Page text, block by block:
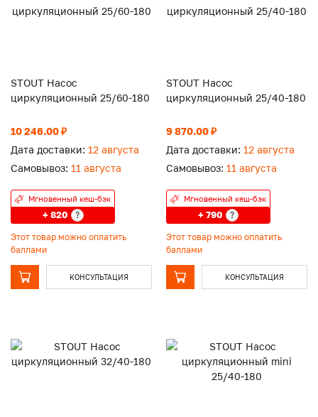
STOUT Насос
циркуляционный 25/60-180
10 246.00 ₽
Дата доставки: 12 августа
Самовывоз: 11 августа
Мгновенный кеш-бэк
+ 820 ?
Этот товар можно оплатить
баллами
КОНСУЛЬТАЦИЯ
STOUT Насос
циркуляционный 25/40-180
9 870.00 ₽
Дата доставки: 12 августа
Самовывоз: 11 августа
Мгновенный кеш-бэк
+ 790 ?
Этот товар можно оплатить
баллами
КОНСУЛЬТАЦИЯ